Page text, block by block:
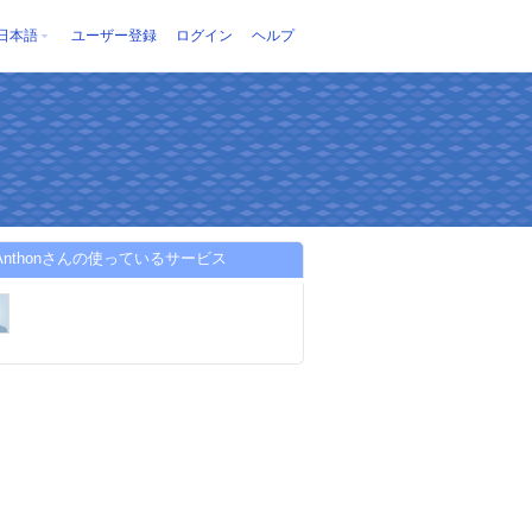
本語 ユーザー登録 ログイン ヘルプ
さんの使っているサービス